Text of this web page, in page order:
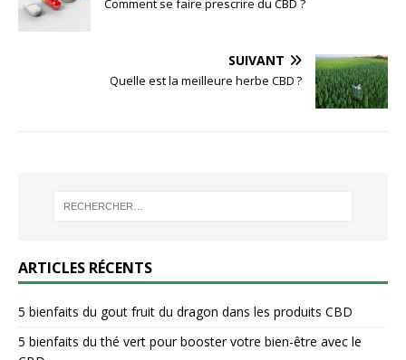
Comment se faire prescrire du CBD ?
SUIVANT
Quelle est la meilleure herbe CBD ?
ARTICLES RÉCENTS
5 bienfaits du gout fruit du dragon dans les produits CBD
5 bienfaits du thé vert pour booster votre bien-être avec le